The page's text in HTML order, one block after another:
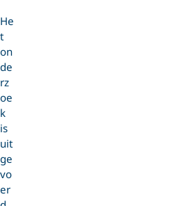
He
t
on
de
rz
oe
k
is
uit
ge
vo
er